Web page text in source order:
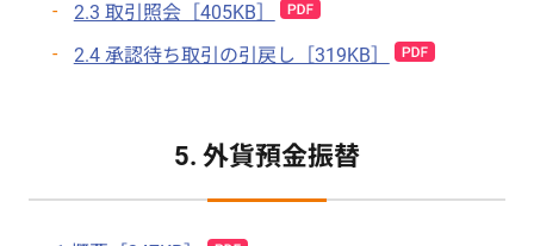
2.3 取引照会［405KB］
2.4 承認待ち取引の引戻し［319KB］
5. 外貨預金振替